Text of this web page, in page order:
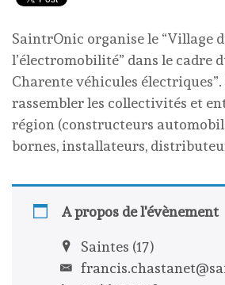
SaintrOnic organise le “Village
l’électromobilité” dans le cadre
Charente véhicules électriques”.
rassembler les collectivités et
région (constructeurs
bornes, installateurs,
A propos de l'évènement
Saintes (17)